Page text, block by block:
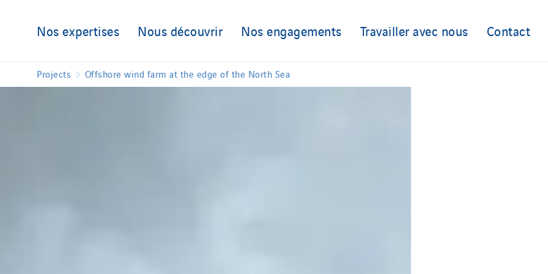
Nos expertises Nous découvrir Nos engagements Travailler avec nous Contact
Projects Offshore wind farm at the edge of the North Sea